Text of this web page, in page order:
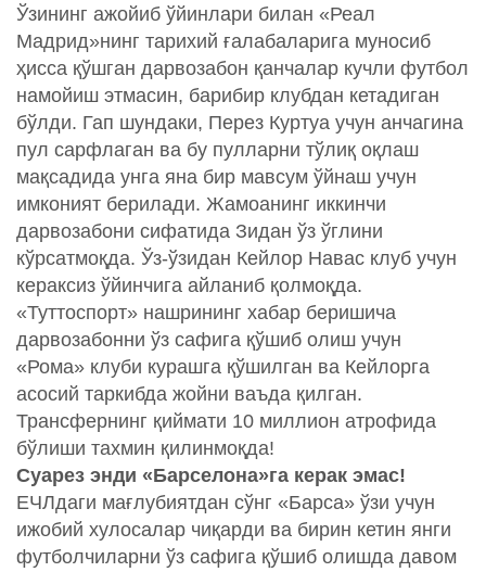
Ўзининг ажойиб ўйинлари билан «Реал
Мадрид»нинг тарихий ғалабаларига муносиб
ҳисса қўшган дарвозабон қанчалар кучли футбол
намойиш этмасин, барибир клубдан кетадиган
бўлди. Гап шундаки, Перез Куртуа учун анчагина
пул сарфлаган ва бу пулларни тўлиқ оқлаш
мақсадида унга яна бир мавсум ўйнаш учун
имконият берилади. Жамоанинг иккинчи
дарвозабони сифатида Зидан ўз ўглини
кўрсатмоқда. Ўз-ўзидан Кейлор Навас клуб учун
кераксиз ўйинчига айланиб қолмоқда.
«Туттоспорт» нашрининг хабар беришича
дарвозабонни ўз сафига қўшиб олиш учун
«Рома» клуби курашга қўшилган ва Кейлорга
асосий таркибда жойни ваъда қилган.
Трансфернинг қиймати 10 миллион атрофида
бўлиши тахмин қилинмоқда!
Суарез энди «Барселона»га керак эмас!
ЕЧЛдаги мағлубиятдан сўнг «Барса» ўзи учун
ижобий хулосалар чиқарди ва бирин кетин янги
футболчиларни ўз сафига қўшиб олишда давом